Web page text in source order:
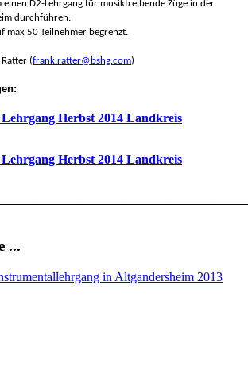
einen D2-Lehrgang für musiktreibende Züge in der
durchführen.
max 50 Teilnehmer begrenzt.
(frank.ratter@bshg.com)
Herbst 2014 Landkreis
Herbst 2014 Landkreis
...
in Altgandersheim 2013